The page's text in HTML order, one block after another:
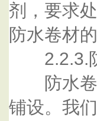
剂，要求
防水卷材
2.2.3.防
防水卷
铺设。我